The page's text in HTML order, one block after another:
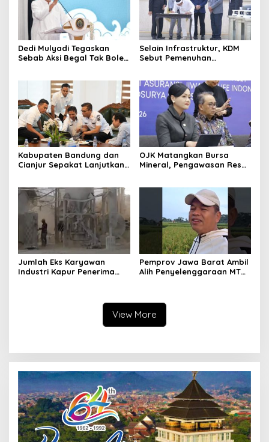
Dedi Mulyadi Tegaskan
Sebab Aksi Begal Tak Boleh
Selain Infrastruktur, KDM
Sebut Pemenuhan
APBD Jabar 2027
Kabupaten Bandung dan
Cianjur Sepakat Lanjutkan
Ekonomi Daerah
OJK Matangkan Bursa
Mineral, Pengawasan Resmi
Jumlah Eks Karyawan
Industri Kapur Penerima
Pemprov Jawa Barat Ambil
Alih Penyelenggaraan MTQ
View More